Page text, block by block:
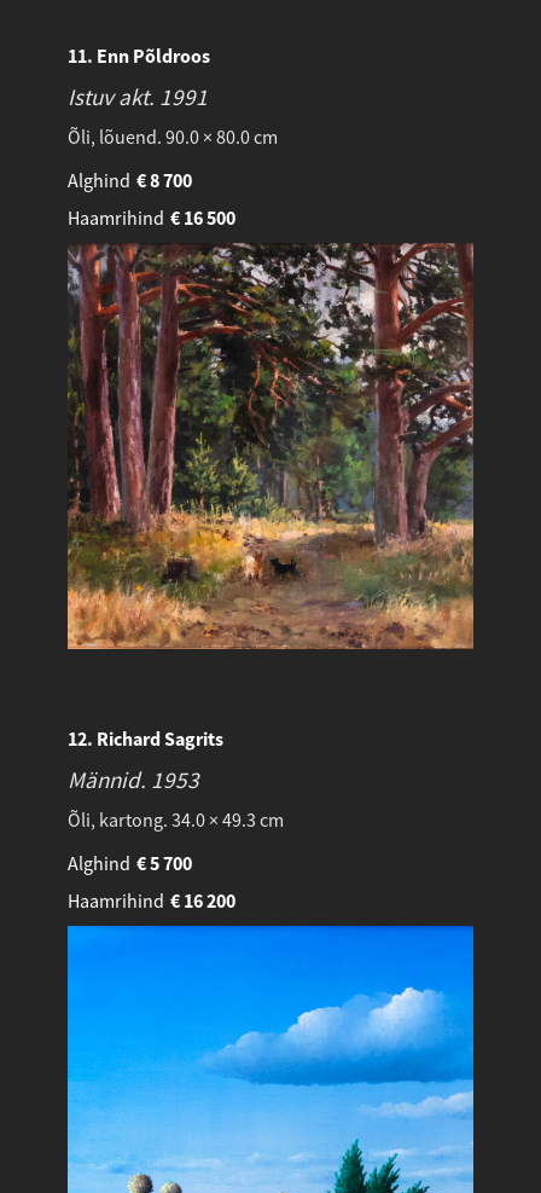
11. Enn Põldroos
Istuv akt. 1991
Õli, lõuend. 90.0 × 80.0 cm
Alghind
8 700
€
Haamrihind
16 500
€
12. Richard Sagrits
Männid. 1953
Õli, kartong. 34.0 × 49.3 cm
Alghind
5 700
€
Haamrihind
16 200
€